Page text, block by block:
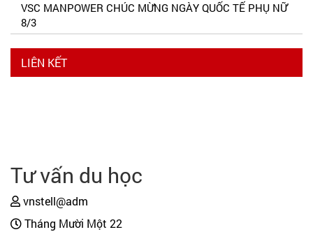
VSC MANPOWER CHÚC MỪNG NGÀY QUỐC TẾ PHỤ NỮ
8/3
LIÊN KẾT
Tư vấn du học
vnstell@adm
Tháng Mười Một 22